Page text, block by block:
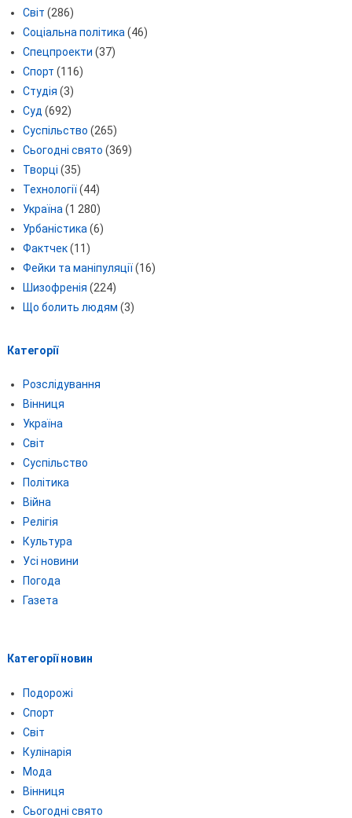
Світ (286)
Соціальна політика (46)
Спецпроекти (37)
Спорт (116)
Студія (3)
Суд (692)
Суспільство (265)
Сьогодні свято (369)
Творці (35)
Технології(44)
Україна (1 280)
Урбаністика (6)
Фактчек(11)
Фейки та маніпуляції(16)
Шизофренія (224)
Що болить людям (3)
Категорії
Розслідування
Вінниця
Україна
Світ
Суспільство
Політика
Війна
Релігія
Культура
Усі новини
Погода
Газета
Категорії новин
Подорожі
Спорт
Світ
Кулінарія
Мода
Вінниця
Сьогодні свято